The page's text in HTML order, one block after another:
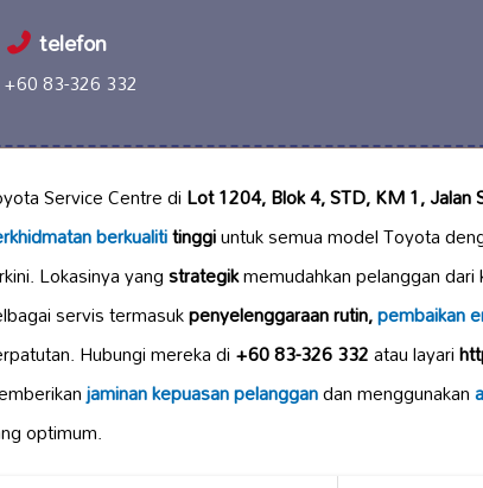
telefon
+60 83-326 332
Service Centre diLot 1204, Blok 4, STD, KM 1, Jalan
berkualititinggiuntuk semua model Toyota
Lokasinya yangstrategikmemudahkan pelanggan
servis termasukpenyelenggaraan rutin,pembaikan
Hubungi mereka di+60 83-326 332atau layari
jaminan kepuasan pelanggandan menggunakan
optimum.